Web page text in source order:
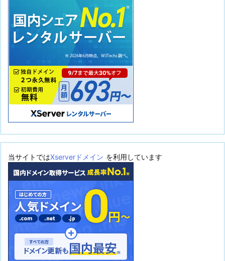
当サイトではXserverドメイン を利用しています